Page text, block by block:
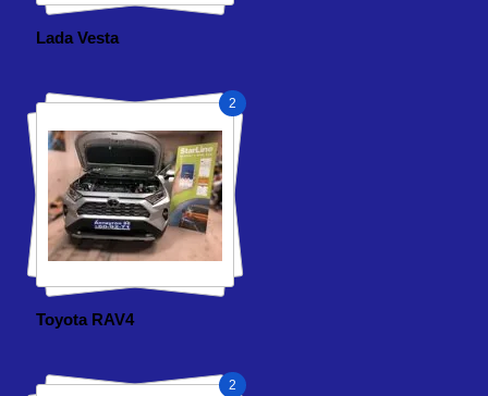
Lada Vesta
2
Toyota RAV4
2